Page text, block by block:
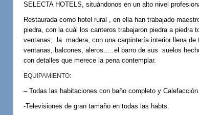
SELECTA HOTELS, situándonos en un alto nivel
Restaurada como hotel rural , en ella han trabajado
piedra, con la cuál los canteros trabajaron piedra a piedra
ventanas; la madera, con una carpintería interior llena
ventanas, balcones, aleros…..el barro de sus suelos
con detalles que merece la pena contemplar.
EQUIPAMIENTO:
– Todas las habitaciones con baño completo y Calefacción.
-Televisiones de gran tamaño en todas las habts.